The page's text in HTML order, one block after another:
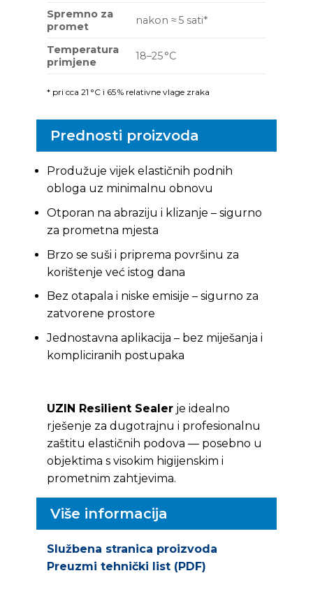
Spremno za
promet
nakon ≈ 5 sati*
Temperatura
primjene
18–25 °C
* pri cca 21 °C i 65 % relativne vlage zraka
Prednosti proizvoda
Produžuje vijek elastičnih podnih
obloga uz minimalnu obnovu
Otporan na abraziju i klizanje – sigurno
za prometna mjesta
Brzo se suši i priprema površinu za
korištenje već istog dana
Bez otapala i niske emisije – sigurno za
zatvorene prostore
Jednostavna aplikacija – bez miješanja i
kompliciranih postupaka
UZIN Resilient Sealerje idealno
rješenje za dugotrajnu i profesionalnu
zaštitu elastičnih podova — posebno u
objektima s visokim higijenskim i
prometnim zahtjevima.
Više informacija
Službena stranica proizvoda
Preuzmi tehnički list (PDF)